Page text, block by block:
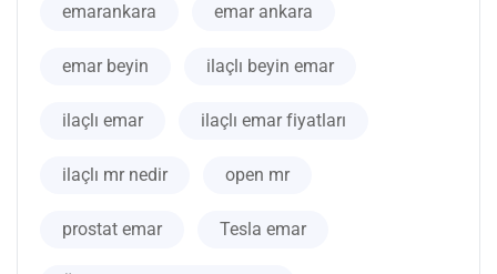
emarankara emar ankara
emar beyin ilaçlı beyin emar
ilaçlı emar ilaçlı emar fiyatları
ilaçlı mr nedir open mr
prostat emar Tesla emar